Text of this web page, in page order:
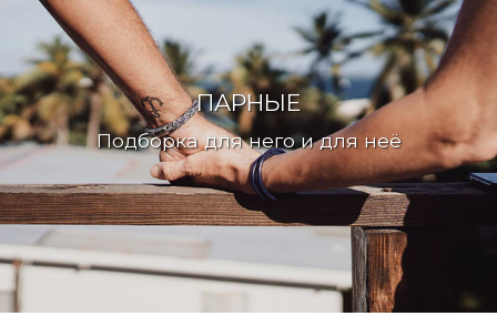
ПАРНЫЕ
Подборка для него и для неё